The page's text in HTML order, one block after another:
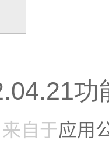
功
来自于应用